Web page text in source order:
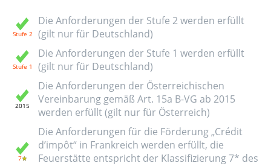
Die Anforderungen der Stufe 2 werden erfüllt
(gilt nur für Deutschland)
Die Anforderungen der Stufe 1 werden erfüllt
(gilt nur für Deutschland)
Die Anforderungen der Österreichischen
Vereinbarung gemäß Art. 15a B-VG ab 2015
werden erfüllt (gilt nur für Österreich)
Die Anforderungen für die Förderung „Crédit
d’impôt“ in Frankreich werden erfüllt, die
Feuerstätte entspricht der Klassifizierung 7* des